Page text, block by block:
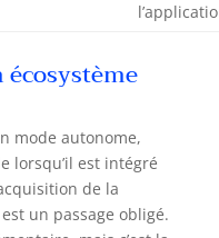
mode autonome,
lorsqu’il est intégré
de la
un passage obligé.